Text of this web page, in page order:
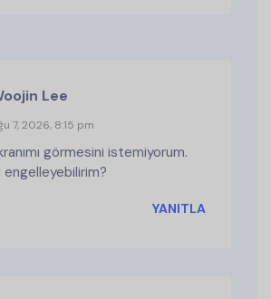
Lee
7, 2026, 8:15 pm
görmesini istemiyorum.
engelleyebilirim?
YANITLA